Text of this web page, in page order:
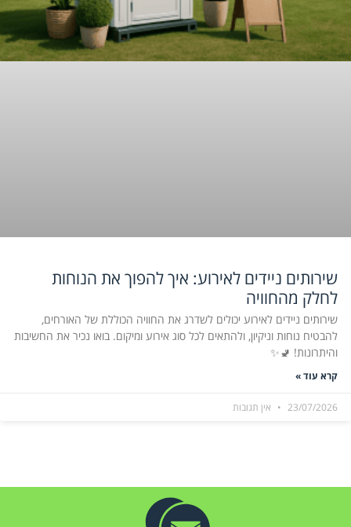
שירותים ניידים לאירוע: איך להפוך את הנוחות
לחלק מהחוויה
שירותים ניידים לאירוע יכולים לשדרג את החוויה הכוללת של האורחים,
להבטיח נוחות וניקיון, ולהתאים לכל סוג אירוע ומיקום. בואו נכיר את החשיבות
והיתרונות! 🚽✨
קרא עוד »
23/07/2026 אין תגובות